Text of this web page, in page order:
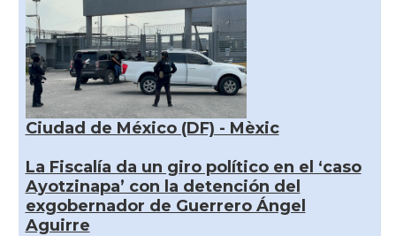
Ciudad de México (DF) - Mèxic
La Fiscalía da un giro político en el ‘caso
Ayotzinapa’ con la detención del
exgobernador de Guerrero Ángel
Aguirre